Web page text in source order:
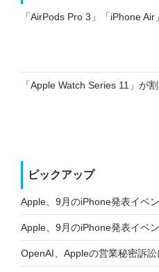
「AirPods Pro 3」「iPhone Air
「Apple Watch Series 11」が
ピックアップ
Apple、9月のiPhone発表イベ
Apple、9月のiPhone発表イベ
OpenAI、Appleの営業秘密訴